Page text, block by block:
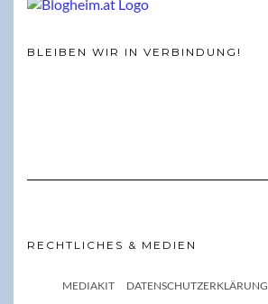
BLEIBEN WIR IN VERBINDUNG!
RECHTLICHES & MEDIEN
MEDIAKIT DATENSCHUTZERKLÄRUNG